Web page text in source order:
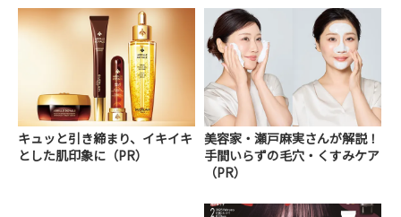
キュッと引き締まり、イキイキ
とした肌印象に（PR）
美容家・瀬戸麻実さんが解説！
手間いらずの毛穴・くすみケア
（PR）